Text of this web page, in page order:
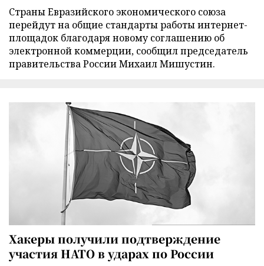
Страны Евразийского экономического союза
перейдут на общие стандарты работы интернет-
площадок благодаря новому соглашению об
электронной коммерции, сообщил председатель
правительства России Михаил Мишустин.
Хакеры получили подтверждение
участия НАТО в ударах по России